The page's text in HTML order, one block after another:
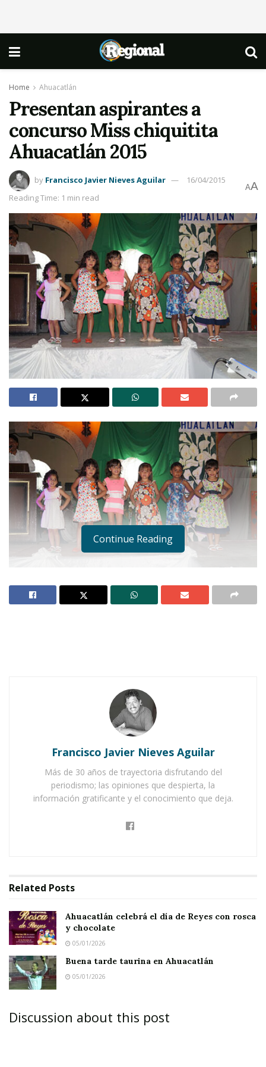
Home Ahuacatlán
Presentan aspirantes a
concurso Miss chiquitita
Ahuacatlán 2015
by Francisco Javier Nieves Aguilar
16/04/2015
Reading Time: 1 min read
AA
Buena tarde taurina en Ahuacatlán
AHUACATLÁN.-Mientras que los aficionados a
Continue Reading
Francisco Javier Nieves Aguilar
Más de 30 años de trayectoria disfrutando del
periodismo; las opiniones que despierta, la
información gratificante y el conocimiento que deja.
Related Posts
Ahuacatlán celebrá el día de Reyes con rosca
y chocolate
05/01/2026
Buena tarde taurina en Ahuacatlán
05/01/2026
Discussion about this post